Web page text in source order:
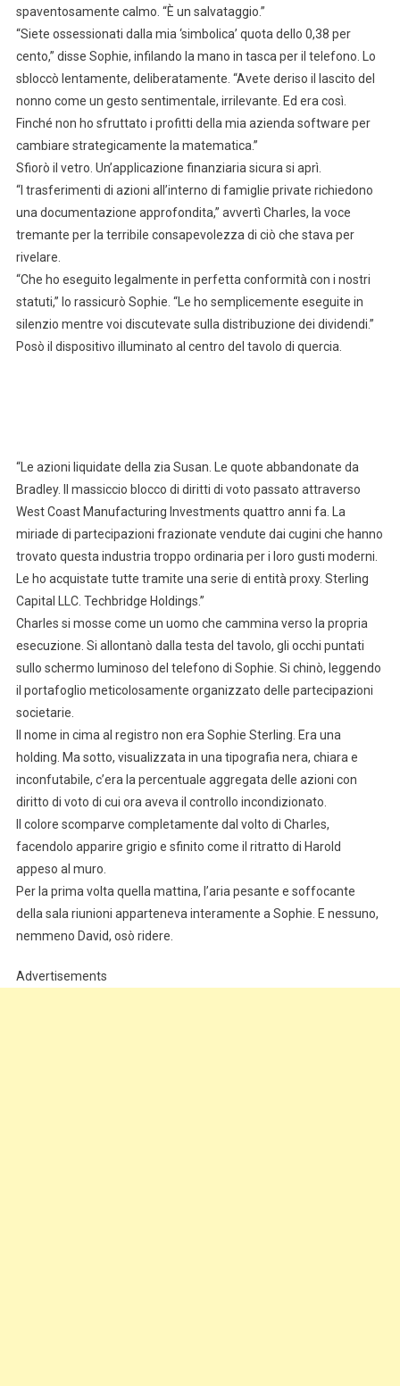
spaventosamente calmo. “È un salvataggio.”
“Siete ossessionati dalla mia ‘simbolica’ quota dello 0,38 per
cento,” disse Sophie, infilando la mano in tasca per il telefono. Lo
sbloccò lentamente, deliberatamente. “Avete deriso il lascito del
nonno come un gesto sentimentale, irrilevante. Ed era così.
Finché non ho sfruttato i profitti della mia azienda software per
cambiare strategicamente la matematica.”
Sfiorò il vetro. Un’applicazione finanziaria sicura si aprì.
“I trasferimenti di azioni all’interno di famiglie private richiedono
una documentazione approfondita,” avvertì Charles, la voce
tremante per la terribile consapevolezza di ciò che stava per
rivelare.
“Che ho eseguito legalmente in perfetta conformità con i nostri
statuti,” lo rassicurò Sophie. “Le ho semplicemente eseguite in
silenzio mentre voi discutevate sulla distribuzione dei dividendi.”
Posò il dispositivo illuminato al centro del tavolo di quercia.
“Le azioni liquidate della zia Susan. Le quote abbandonate da
Bradley. Il massiccio blocco di diritti di voto passato attraverso
West Coast Manufacturing Investments quattro anni fa. La
miriade di partecipazioni frazionate vendute dai cugini che hanno
trovato questa industria troppo ordinaria per i loro gusti moderni.
Le ho acquistate tutte tramite una serie di entità proxy. Sterling
Capital LLC. Techbridge Holdings.”
Charles si mosse come un uomo che cammina verso la propria
esecuzione. Si allontanò dalla testa del tavolo, gli occhi puntati
sullo schermo luminoso del telefono di Sophie. Si chinò, leggendo
il portafoglio meticolosamente organizzato delle partecipazioni
societarie.
Il nome in cima al registro non era Sophie Sterling. Era una
holding. Ma sotto, visualizzata in una tipografia nera, chiara e
inconfutabile, c’era la percentuale aggregata delle azioni con
diritto di voto di cui ora aveva il controllo incondizionato.
Il colore scomparve completamente dal volto di Charles,
facendolo apparire grigio e sfinito come il ritratto di Harold
appeso al muro.
Per la prima volta quella mattina, l’aria pesante e soffocante
della sala riunioni apparteneva interamente a Sophie. E nessuno,
nemmeno David, osò ridere.
Advertisements